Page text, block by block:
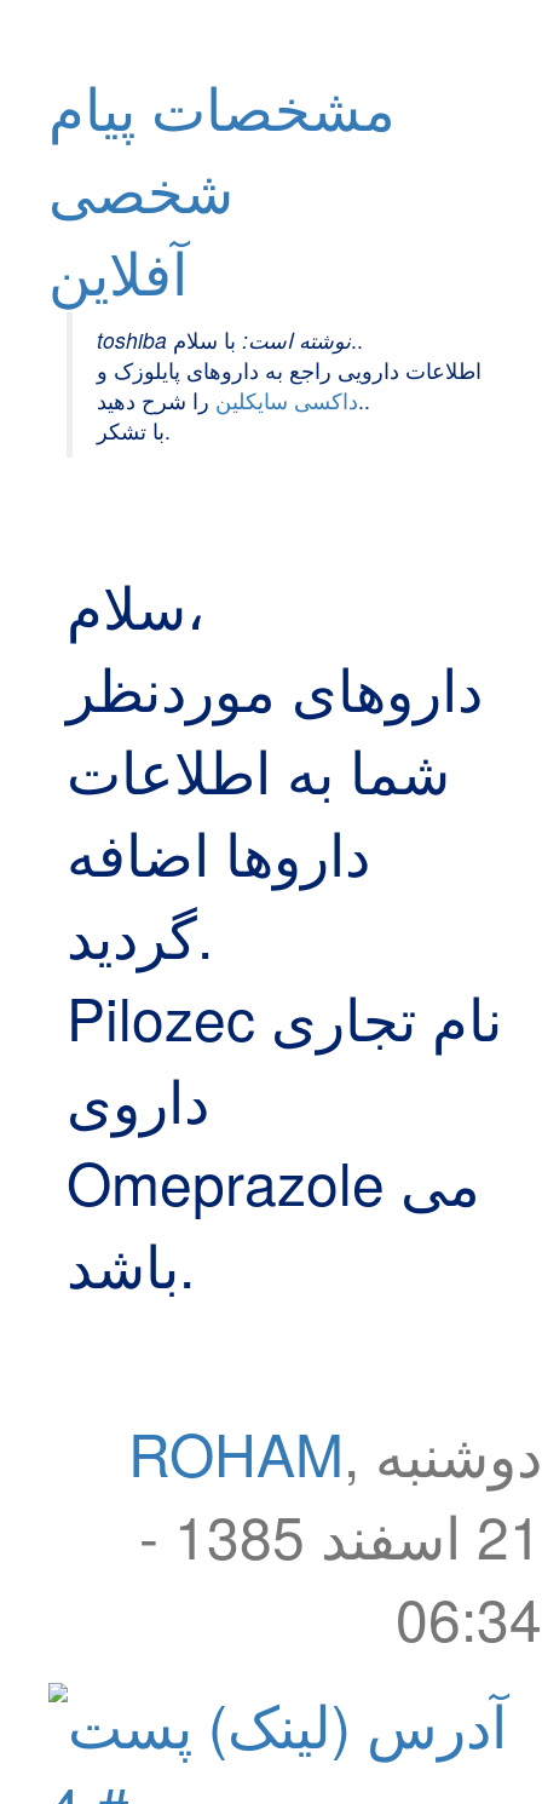
مشخصات پیام
شخصی
آفلاين
toshiba نوشته است:با سلام..
اطلاعات دارویی راجع به داروهای پایلوزک و
داکسی سایکلینرا شرح دهید..
با تشکر.
سلام،
داروهای موردنظر
شما به اطلاعات
داروها اضافه
گردید.
Pilozec نام تجاری
داروی
Omeprazole می
باشد.
ROHAM,
21 اسفند 1385 -
06:34